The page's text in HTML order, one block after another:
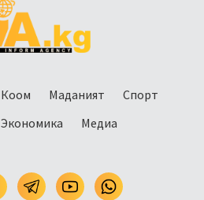
Коом Маданият
Спорт
Экономика Медиа